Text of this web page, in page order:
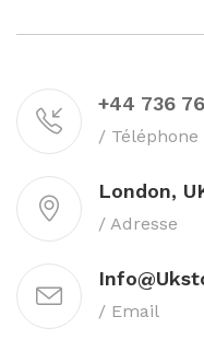
+44 736
/ Téléphone
London,
/ Adresse
/ Email